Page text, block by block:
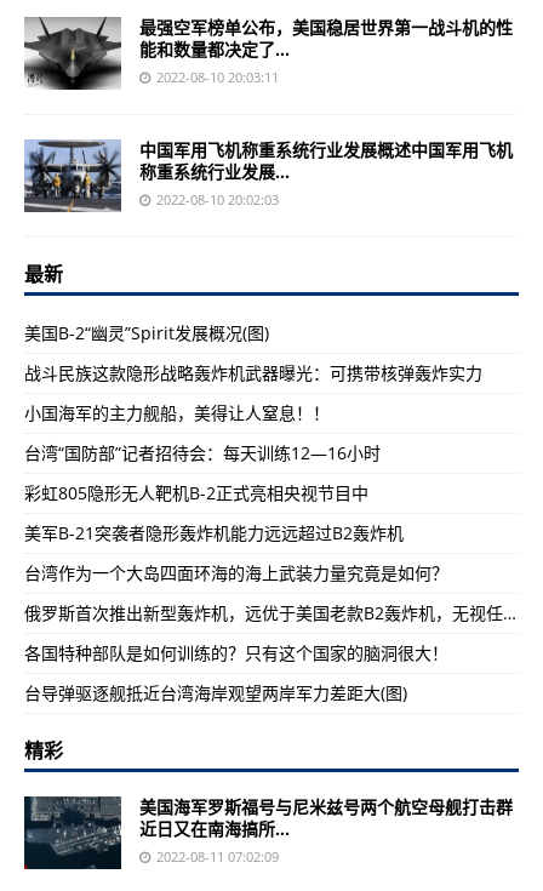
最强空军榜单公布，美国稳居世界第一战斗机的性
能和数量都决定了...
2022-08-10 20:03:11
中国军用飞机称重系统行业发展概述中国军用飞机
称重系统行业发展...
2022-08-10 20:02:03
最新
美国B-2“幽灵”Spirit发展概况(图)
战斗民族这款隐形战略轰炸机武器曝光：可携带核弹轰炸实力
小国海军的主力舰船，美得让人窒息！！
台湾“国防部”记者招待会：每天训练12—16小时
彩虹805隐形无人靶机B-2正式亮相央视节目中
美军B-21突袭者隐形轰炸机能力远远超过B2轰炸机
台湾作为一个大岛四面环海的海上武装力量究竟是如何？
俄罗斯首次推出新型轰炸机，远优于美国老款B2轰炸机，无视任何防空系统
各国特种部队是如何训练的？只有这个国家的脑洞很大！
台导弹驱逐舰抵近台湾海岸观望两岸军力差距大(图)
精彩
美国海军罗斯福号与尼米兹号两个航空母舰打击群
近日又在南海搞所...
2022-08-11 07:02:09